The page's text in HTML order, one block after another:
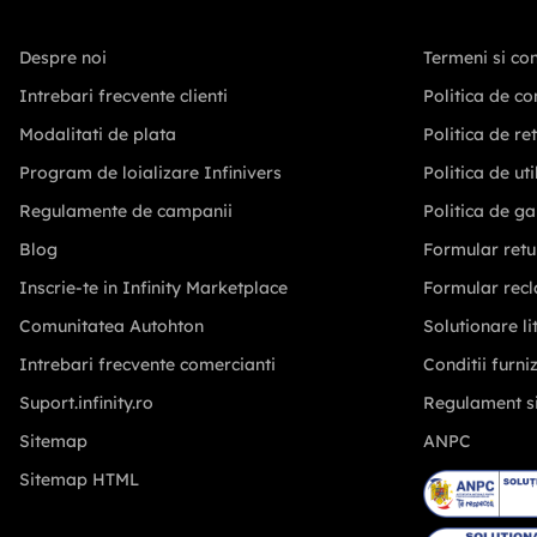
Despre noi
Intrebari frecvente clienti
Modalitati de plata
Program de loializare Infinivers
Regulamente de campanii
Blog
Inscrie-te in Infinity Marketplace
Comunitatea Autohton
Intrebari frecvente comercianti
Suport.infinity.ro
Sitemap
Sitemap HTML
Termeni si
Politica de
Politica de
Politica de
Politica de
Formular
Formular
Solutionare
Conditii
Regulament
ANPC